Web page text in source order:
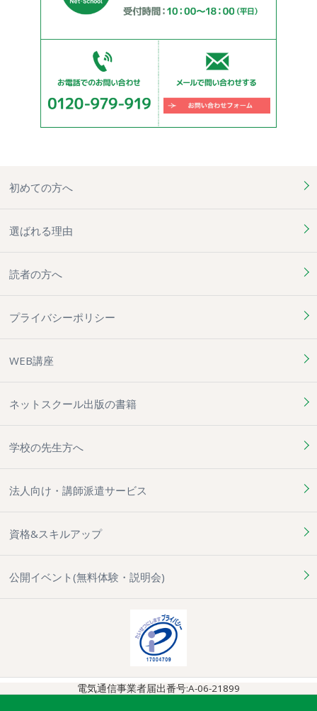
初めての方へ
選ばれる理由
読者の方へ
プライバシーポリシー
WEB講座
ネットスクール出版の書籍
学校の先生方へ
法人向け・講師派遣サービス
資格&スキルアップ
公開イベント(無料体験・説明会)
電気通信事業者届出番号:A-06-21899